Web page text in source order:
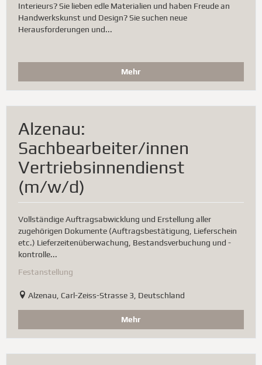
Interieurs? Sie lieben edle Materialien und haben Freude an
Handwerkskunst und Design? Sie suchen neue
Herausforderungen und...
Mehr
Alzenau:
Sachbearbeiter/innen
Vertriebsinnendienst
(m/w/d)
Vollständige Auftragsabwicklung und Erstellung aller
zugehörigen Dokumente (Auftragsbestätigung, Lieferschein
etc.) Lieferzeitenüberwachung, Bestandsverbuchung und -
kontrolle...
Festanstellung
Alzenau, Carl-Zeiss-Strasse 3, Deutschland
Mehr